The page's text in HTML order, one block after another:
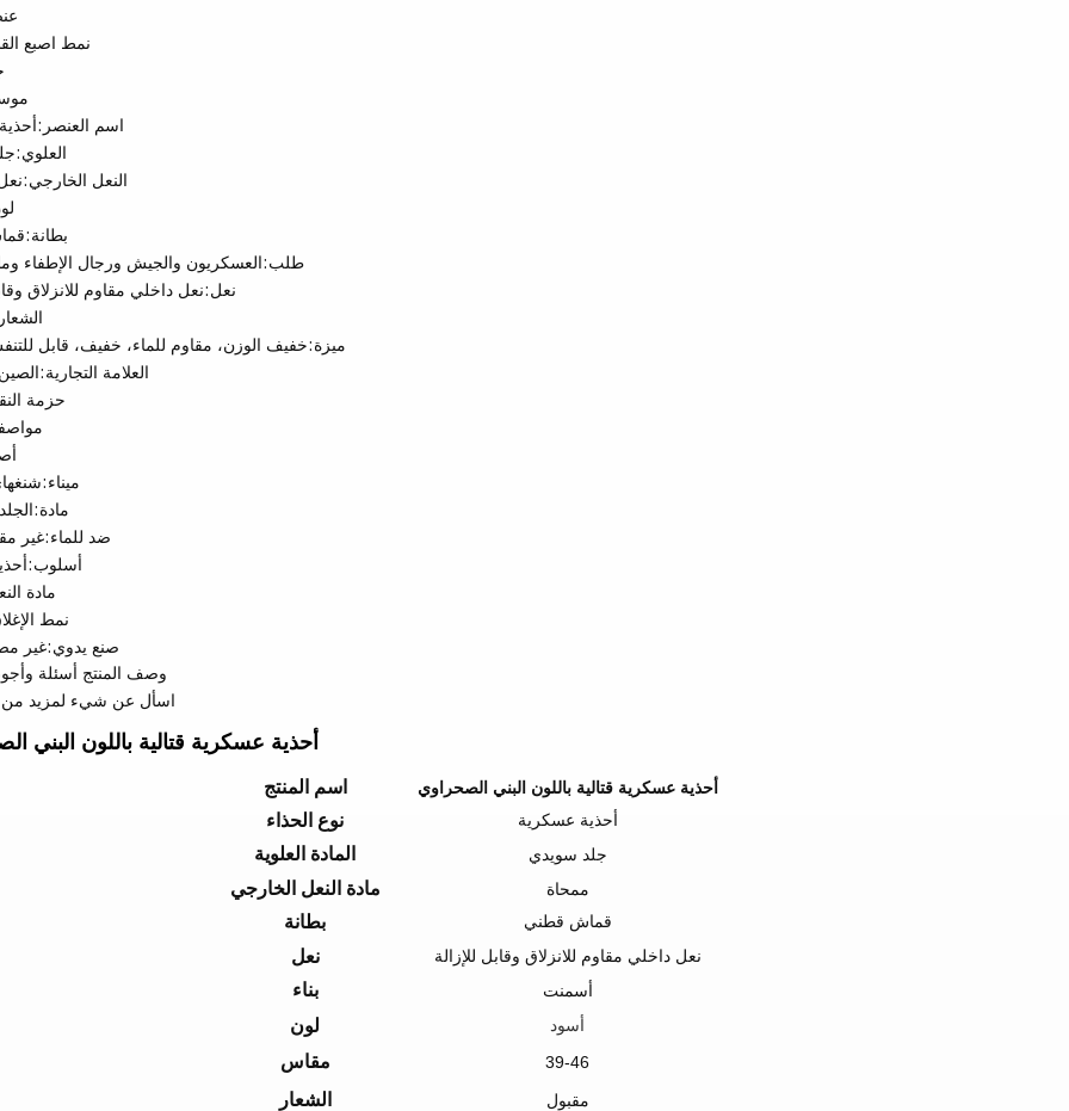
نمط اصبع
اسم العنصر:
العلوي:
النعل الخارجي:
بطانة:
طلب:العسكريون والجيش ورجال الإطفاء
نعل:نعل داخلي مقاوم للانزلاق
ميزة:خفيف الوزن، مقاوم للماء، خفيف، قابل
العلامة التجارية:
حزمة
ميناء:
مادة:
ضد للماء:غير
أسلوب:
مادة
نمط
صنع يدوي:غير
وصف المنتج أسئلة
اسأل عن شيء لمزيد من
أحذية عسكرية قتالية باللون البني
اسم المنتج أحذية عسكرية قتالية باللون البني الصحراوي
نوع الحذاء أحذية عسكرية
المادة العلوية جلد سويدي
مادة النعل الخارجي ممحاة
بطانة قماش قطني
نعل نعل داخلي مقاوم للانزلاق وقابل للإزالة
بناء أسمنت
لون أسود
مقاس 39-46
الشعار مقبول